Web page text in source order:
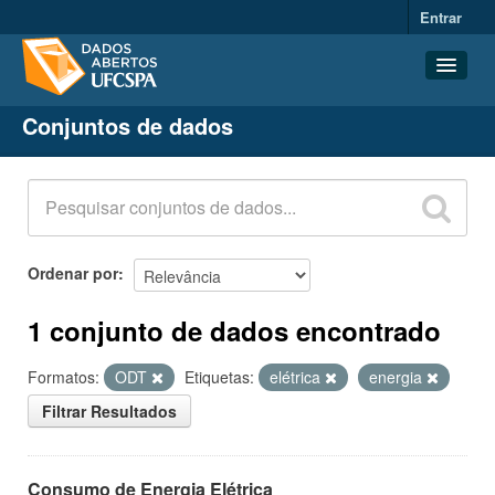
Entrar
Conjuntos de dados
Organizações
Grupos
Sobre
Conjuntos de dados
Ordenar por
1 conjunto de dados encontrado
Formatos: ODT Etiquetas: elétrica
energia
Filtrar Resultados
Consumo de Energia Elétrica